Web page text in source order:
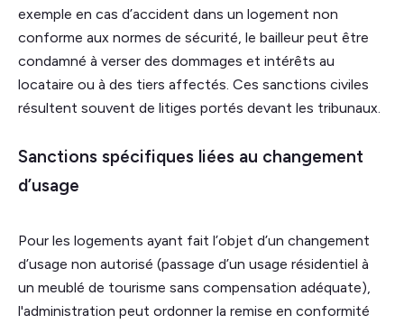
exemple en cas d’accident dans un logement non
conforme aux normes de sécurité, le bailleur peut être
condamné à verser des dommages et intérêts au
locataire ou à des tiers affectés. Ces sanctions civiles
résultent souvent de litiges portés devant les tribunaux.
Sanctions spécifiques liées au changement
d’usage
Pour les logements ayant fait l’objet d’un changement
d’usage non autorisé (passage d’un usage résidentiel à
un meublé de tourisme sans compensation adéquate),
l'administration peut ordonner la remise en conformité